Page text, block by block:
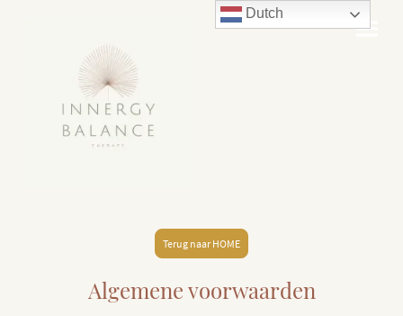
Terug naar HOME
Algemene voorwaarden
Dutch